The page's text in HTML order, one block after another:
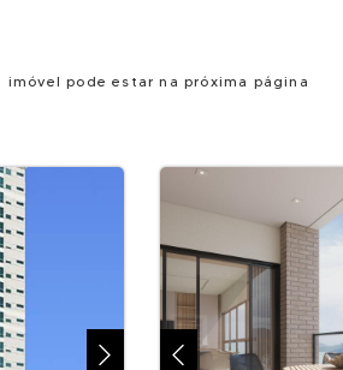
imóvel pode estar na próxima página